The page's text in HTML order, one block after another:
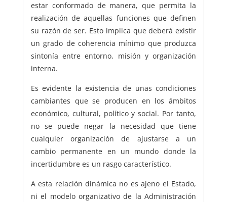
estar conformado de manera, que permita la
realización de aquellas funciones que definen
su razón de ser. Esto implica que deberá existir
un grado de coherencia mínimo que produzca
sintonía entre entorno, misión y organización
interna.
Es evidente la existencia de unas condiciones
cambiantes que se producen en los ámbitos
económico, cultural, político y social. Por tanto,
no se puede negar la necesidad que tiene
cualquier organización de ajustarse a un
cambio permanente en un mundo donde la
incertidumbre es un rasgo característico.
A esta relación dinámica no es ajeno el Estado,
ni el modelo organizativo de la Administración